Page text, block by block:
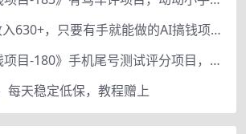
上架2小时收入630+，只要有手就能做的AI搞钱项目，奶奶看完都能学会!
《188个赚钱项目-180》手机尾号测试评分项目，短视频直播日赚200+
每天稳定低保，教程赠上